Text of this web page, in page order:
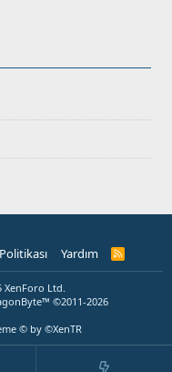
Yardım
R
XenForo Ltd.
©2011-2026
© by ©XenTR